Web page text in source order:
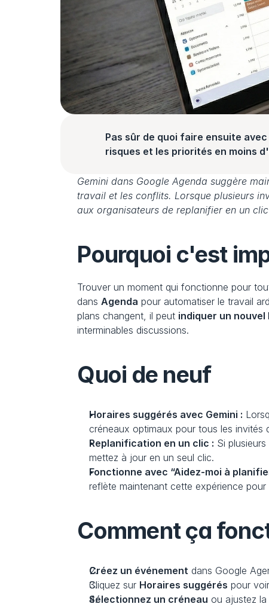
Pas sûr de quoi faire ensuite
risques et les priorités en moins
Gemini dans Google Agenda suggère
travail et les conflits. Lorsque plusieurs
aux organisateurs de replanifier en un
Pourquoi c'est
Trouver un moment qui fonctionne pour
dans Agenda pour automatiser le travail
plans changent, il peut indiquer un
interminables discussions.
Quoi de neuf
Horaires suggérés avec Gemini :
créneaux optimaux pour tous les
Replanification en un clic : Si
mettez à jour en un seul clic.
Fonctionne avec “Aidez-moi à
reflète maintenant cette expérience
Comment ça
Créez un événement dans Google
Cliquez sur Horaires suggérés pour
Sélectionnez un créneau ou ajustez